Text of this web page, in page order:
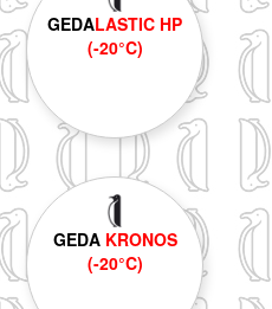
GEDALASTIC HP
(-20°C)
GEDAKRONOS
(-20°C)